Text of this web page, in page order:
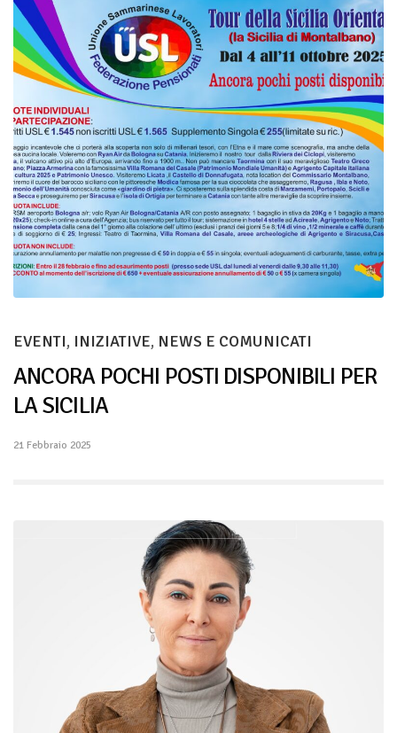
EVENTI, INIZIATIVE, NEWS E COMUNICATI
ANCORA POCHI POSTI DISPONIBILI PER
LA SICILIA
21 Febbraio 2025